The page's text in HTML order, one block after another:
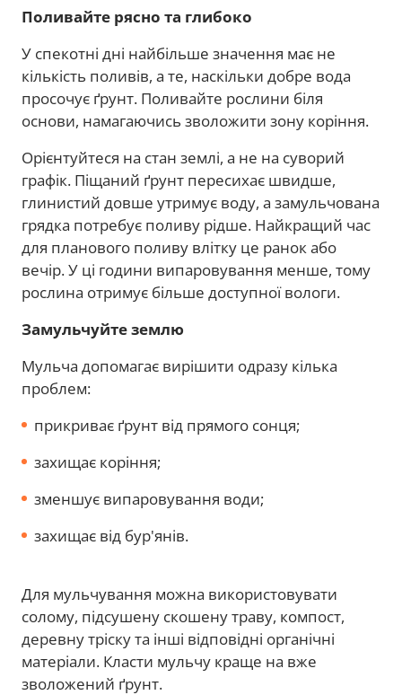
Поливайте рясно та глибоко
У спекотні дні найбільше значення має не
кількість поливів, а те, наскільки добре вода
просочує ґрунт. Поливайте рослини біля
основи, намагаючись зволожити зону коріння.
Орієнтуйтеся на стан землі, а не на суворий
графік. Піщаний ґрунт пересихає швидше,
глинистий довше утримує воду, а замульчована
грядка потребує поливу рідше. Найкращий час
для планового поливу влітку це ранок або
вечір. У ці години випаровування менше, тому
рослина отримує більше доступної вологи.
Замульчуйте землю
Мульча допомагає вирішити одразу кілька
проблем:
прикриває ґрунт від прямого сонця;
захищає коріння;
зменшує випаровування води;
захищає від бур'янів.
Для мульчування можна використовувати
солому, підсушену скошену траву, компост,
деревну тріску та інші відповідні органічні
матеріали. Класти мульчу краще на вже
зволожений ґрунт.